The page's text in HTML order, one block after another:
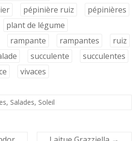
pépinière ruiz
pépinières
plant de légume
rampante rampantes
ruiz
succulente
succulentes
vivaces
, Salades, Soleil